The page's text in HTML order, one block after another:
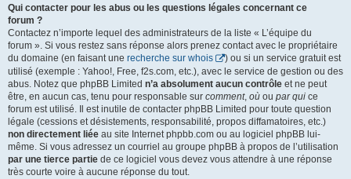
Qui contacter pour les abus ou les questions légales concernant ce
forum ?
Contactez n’importe lequel des administrateurs de la liste « L’équipe du
forum ». Si vous restez sans réponse alors prenez contact avec le propriétaire
du domaine (en faisant une recherche sur whois
) ou si un service gratuit est
utilisé (exemple : Yahoo!, Free, f2s.com, etc.), avec le service de gestion ou des
abus. Notez que phpBB Limited n’a absolument aucun contrôle et ne peut
être, en aucun cas, tenu pour responsable sur comment, où ou par qui ce
forum est utilisé. Il est inutile de contacter phpBB Limited pour toute question
légale (cessions et désistements, responsabilité, propos diffamatoires, etc.)
non directement liée au site Internet phpbb.com ou au logiciel phpBB lui-
même. Si vous adressez un courriel au groupe phpBB à propos de l’utilisation
par une tierce partie de ce logiciel vous devez vous attendre à une réponse
très courte voire à aucune réponse du tout.